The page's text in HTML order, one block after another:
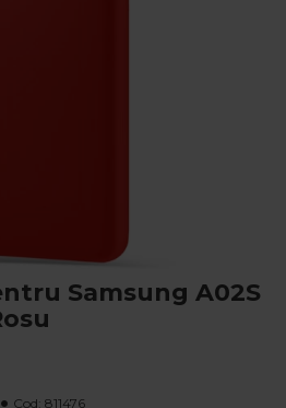
Samsung A02S
Cod: 811476